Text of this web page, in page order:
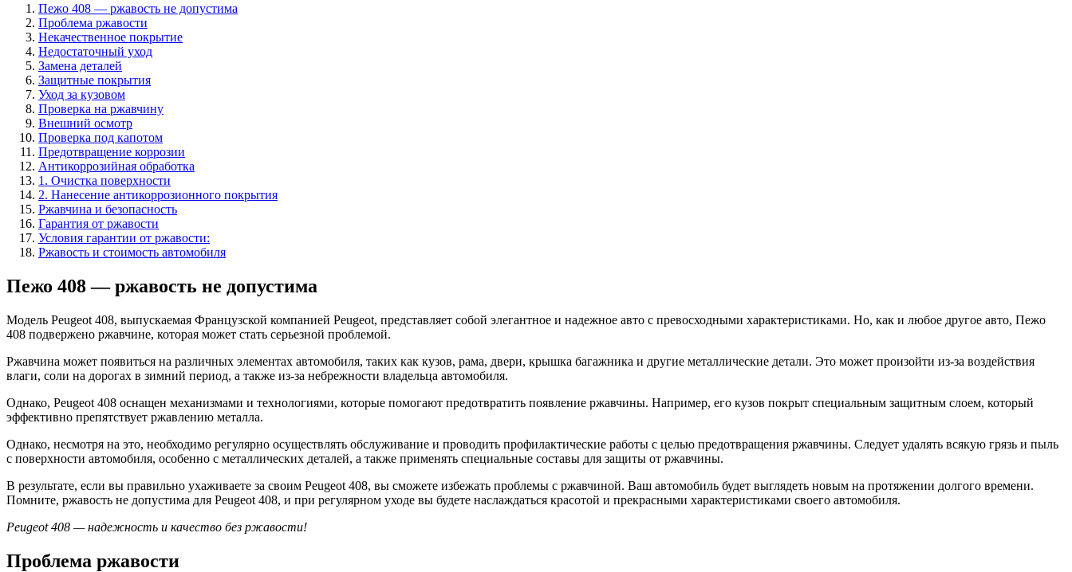
Пежо 408 — ржавость не допустима
Проблема ржавости
Некачественное покрытие
Недостаточный уход
Замена деталей
Защитные покрытия
Уход за кузовом
Проверка на ржавчину
Внешний осмотр
Проверка под капотом
Предотвращение коррозии
Антикоррозийная обработка
1. Очистка поверхности
2. Нанесение антикоррозионного покрытия
Ржавчина и безопасность
Гарантия от ржавости
Условия гарантии от ржавости:
Ржавость и стоимость автомобиля
Пежо 408 — ржавость не допустима
Модель Peugeot 408, выпускаемая Французской компанией Peugeot, представляет собой элегантное и надежное авто с превосходными характеристиками. Но, как и любое другое авто, Пежо
408 подвержено ржавчине, которая может стать серьезной проблемой.
Ржавчина может появиться на различных элементах автомобиля, таких как кузов, рама, двери, крышка багажника и другие металлические детали. Это может произойти из-за воздействия
влаги, соли на дорогах в зимний период, а также из-за небрежности владельца автомобиля.
Однако, Peugeot 408 оснащен механизмами и технологиями, которые помогают предотвратить появление ржавчины. Например, его кузов покрыт специальным защитным слоем, который
эффективно препятствует ржавлению металла.
Однако, несмотря на это, необходимо регулярно осуществлять обслуживание и проводить профилактические работы с целью предотвращения ржавчины. Следует удалять всякую грязь и пыль
с поверхности автомобиля, особенно с металлических деталей, а также применять специальные составы для защиты от ржавчины.
В результате, если вы правильно ухаживаете за своим Peugeot 408, вы сможете избежать проблемы с ржавчиной. Ваш автомобиль будет выглядеть новым на протяжении долгого времени.
Помните, ржавость не допустима для Peugeot 408, и при регулярном уходе вы будете наслаждаться красотой и прекрасными характеристиками своего автомобиля.
Peugeot 408 — надежность и качество без ржавости!
Проблема ржавости